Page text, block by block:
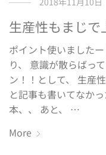
生産性もまじで
ポイント使いました
り、 意識が散らばっ
ン！！として、 生産
と記事も書いてなか
本、、 あと、 …
More